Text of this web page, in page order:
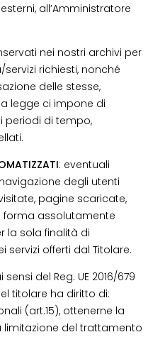
all’Amministratore
nei nostri archivi per
richiesti, nonché
delle stesse,
legge ci impone di
periodi di tempo,
: eventuali
degli utenti
pagine scaricate,
forma assolutamente
la sola finalità di
offerti dal Titolare.
sensi del Reg. UE 2016/679
titolare ha diritto di:
(art.15), ottenerne la
limitazione del trattamento